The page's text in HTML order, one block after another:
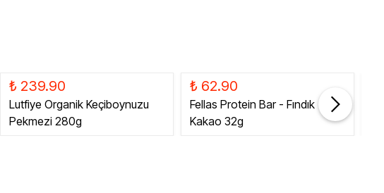
₺ 239.90
Lutfiye Organik Keçiboynuzu
Pekmezi 280g
₺ 62.90
Fellas Protein Bar - Fındık
Kakao 32g